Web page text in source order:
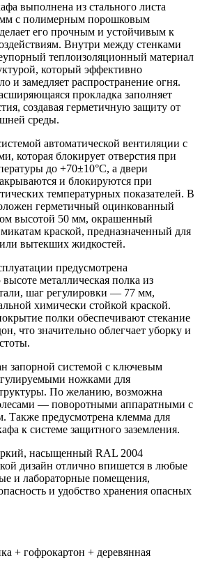
выполнена из стального листа
с полимерным порошковым
его прочным и устойчивым к
Внутри между стенками
теплоизоляционный материал
который эффективно
и замедляет распространение огня.
прокладка заполняет
создавая герметичную защиту от
среды.
автоматической вентиляции с
которая блокирует отверстия при
до +70±10°С, а двери
и блокируются при
температурных показателей. В
герметичный оцинкованный
высотой 50 мм, окрашенный
краской, предназначенный для
вытекших жидкостей.
предусмотрена
металлическая полка из
шаг регулировки — 77 мм,
химически стойкой краской.
полки обеспечивают стекание
что значительно облегчает уборку и
запорной системой с ключевым
ножками для
По желанию, возможна
— поворотными аппаратными с
Также предусмотрена клемма для
к системе защитного заземления.
насыщенный RAL 2004
дизайн отлично впишется в любые
и лабораторные помещения,
и удобство хранения опасных
+ гофрокартон + деревянная